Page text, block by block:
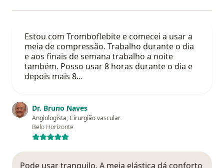
Estou com Tromboflebite e comecei a usar a
meia de compressão. Trabalho durante o dia
e aos finais de semana trabalho a noite
também. Posso usar 8 horas durante o dia e
depois mais 8…
Dr. Bruno Naves
Angiologista, Cirurgião vascular
Belo Horizonte
Pode usar tranquilo. A meia elástica dá conforto